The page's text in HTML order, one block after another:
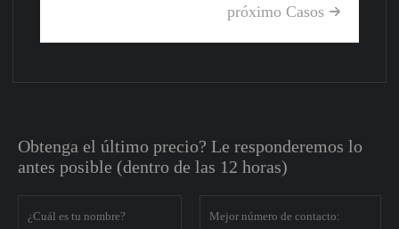

próximo Casos
Obtenga el último precio? Le responderemos lo
antes posible (dentro de las 12 horas)